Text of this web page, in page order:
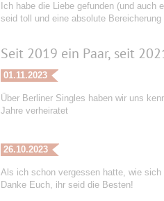
Ich habe die Liebe gefunden (und
seid toll und eine absolute
Seit 2019 ein Paar, seit
01.11.2023
Über Berliner Singles haben wir uns
Jahre verheiratet
26.10.2023
Als ich schon vergessen hatte, wie
Danke Euch, ihr seid die Besten!